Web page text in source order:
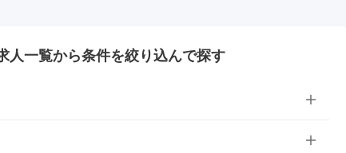
人一覧から条件を絞り込んで探す